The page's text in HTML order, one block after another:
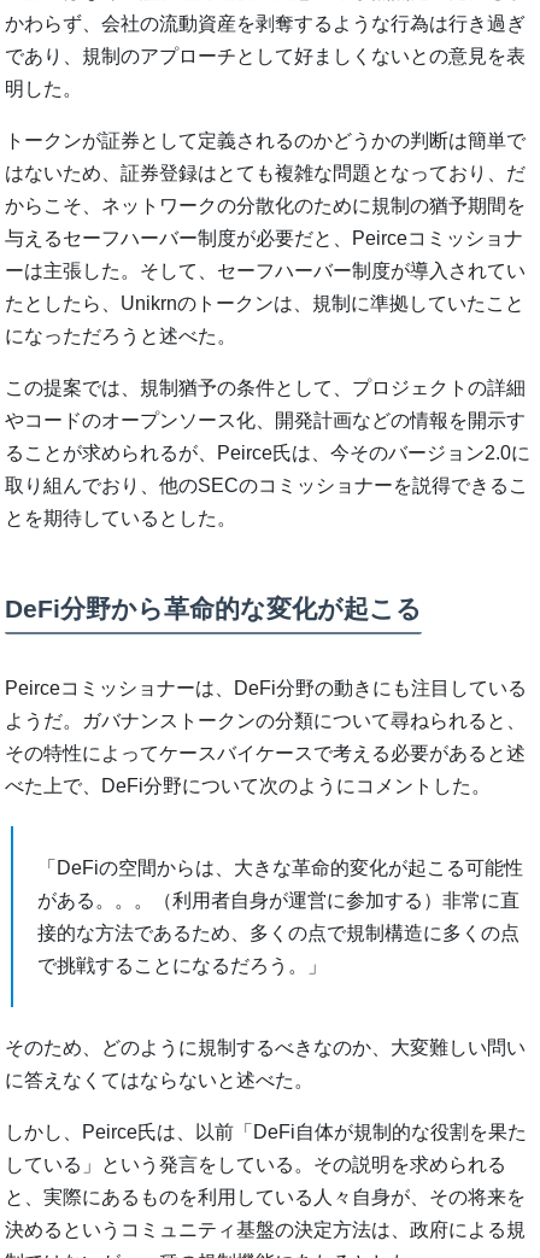
かわらず、会社の流動資産を剥奪するような行為は行き過ぎ
であり、規制のアプローチとして好ましくないとの意見を表
明した。
トークンが証券として定義されるのかどうかの判断は簡単で
はないため、証券登録はとても複雑な問題となっており、だ
からこそ、ネットワークの分散化のために規制の猶予期間を
与えるセーフハーバー制度が必要だと、Peirceコミッショナ
ーは主張した。そして、セーフハーバー制度が導入されてい
たとしたら、Unikrnのトークンは、規制に準拠していたこと
になっただろうと述べた。
この提案では、規制猶予の条件として、プロジェクトの詳細
やコードのオープンソース化、開発計画などの情報を開示す
ることが求められるが、Peirce氏は、今そのバージョン2.0に
取り組んでおり、他のSECのコミッショナーを説得できるこ
とを期待しているとした。
DeFi分野から革命的な変化が起こる
Peirceコミッショナーは、DeFi分野の動きにも注目している
ようだ。ガバナンストークンの分類について尋ねられると、
その特性によってケースバイケースで考える必要があると述
べた上で、DeFi分野について次のようにコメントした。
「DeFiの空間からは、大きな革命的変化が起こる可能性
がある。。。（利用者自身が運営に参加する）非常に直
接的な方法であるため、多くの点で規制構造に多くの点
で挑戦することになるだろう。」
そのため、どのように規制するべきなのか、大変難しい問い
に答えなくてはならないと述べた。
しかし、Peirce氏は、以前「DeFi自体が規制的な役割を果た
している」という発言をしている。その説明を求められる
と、実際にあるものを利用している人々自身が、その将来を
決めるというコミュニティ基盤の決定方法は、政府による規